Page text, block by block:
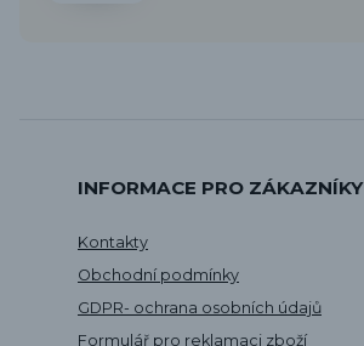
INFORMACE PRO ZÁKAZNÍKY
Kontakty
Obchodní podmínky
GDPR- ochrana osobních údajů
Formulář pro reklamaci zboží